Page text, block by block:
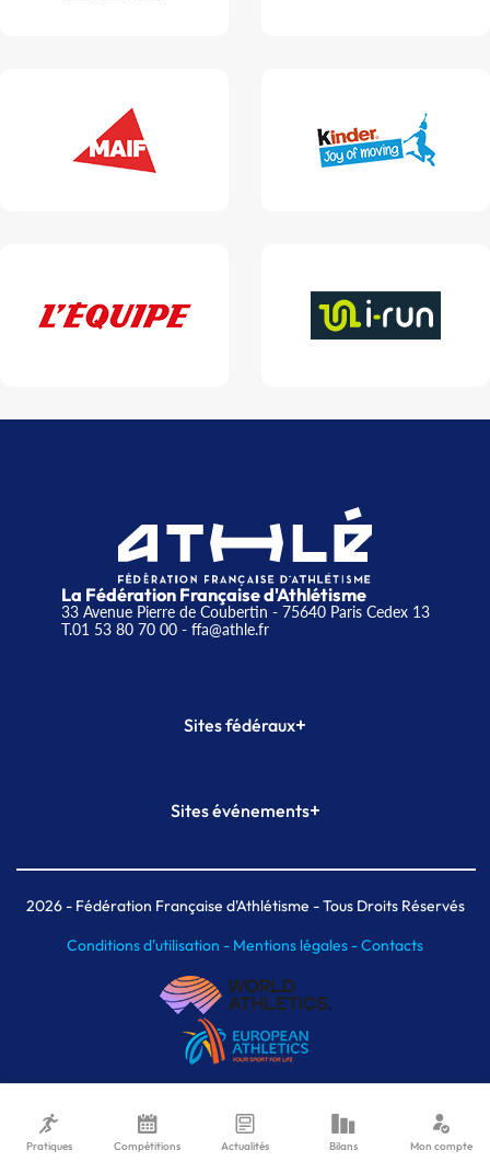
La Fédération Française d'Athlétisme
33 Avenue Pierre de Coubertin - 75640 Paris Cedex 13
T.01 53 80 70 00- ffa@athle.fr
Sites fédéraux+
Plateforme Formation
Sites événements+
Meeting de Paris indoor
MAIF Ekiden de Paris
2026- Fédération Française d'Athlétisme - Tous Droits Réservés
Conditions d'utilisation - Mentions légales -Contacts
Pratiques Compétitions Actualités Bilans Mon compte